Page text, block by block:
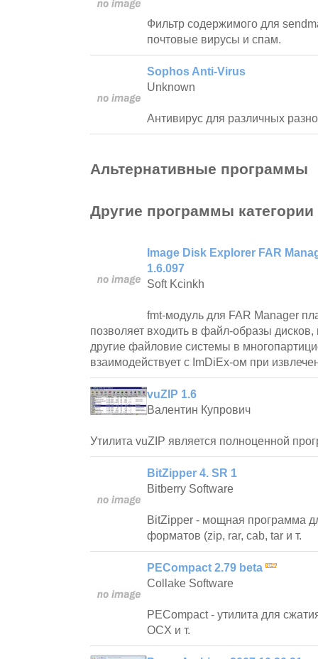
Фильтр содержимого для
почтовые вирусы и спам.
Sophos Anti-Virus
Unknown
Антивирус для различных
Альтернативные программы
Другие программы категории
Image Disk Explorer FAR
1.6.097
Soft Kcinkh
fmt-модуль для FAR Manager
позволяет входить в файл-образы
другие файловие системы в
взаимодействует с ImDiEx-ом при
vuZIP 1.6
Валентин Купрович
Утилита vuZIP является полноценной
BitZipper 4. SR 1
Bitberry Software
BitZipper - мощная программа
форматов (zip, rar, cab, tar и т.
PECompact 2.79 beta
Сollake Software
PECompact - утилита для
OCX и т.